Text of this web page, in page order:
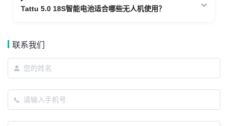
Tattu 5.0 18S智能电池适合哪些无人机使用？
联系我们